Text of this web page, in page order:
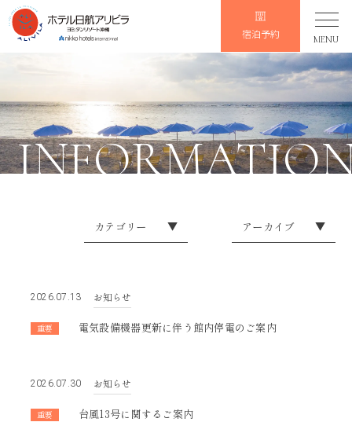
宿泊予約 MENU
カテゴリー ▼
会員限定
アーカイブ ▼
2023
2026.07.13 お知らせ
重要 電気設備機器更新に伴う館内停電のご案内
2026.07.30 お知らせ
重要 台風13号に関するご案内